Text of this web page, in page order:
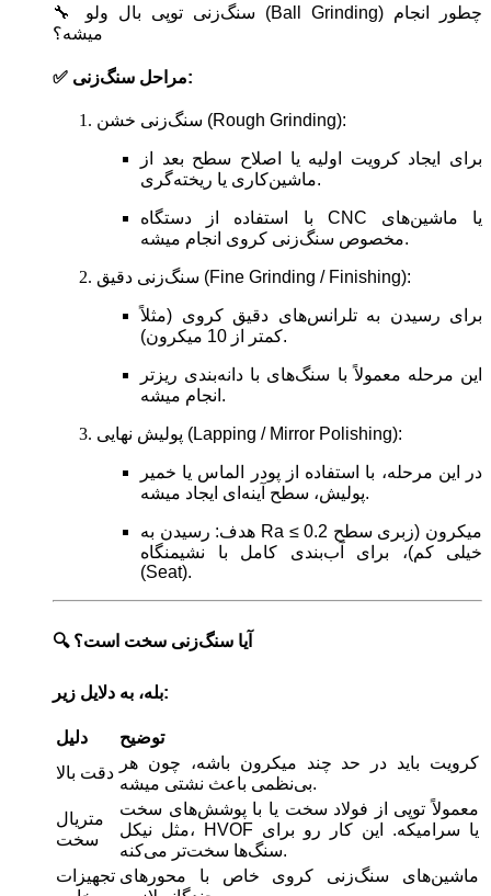
🔧 سنگ‌زنی توپی بال ولو (Ball Grinding) چطور انجام
میشه؟
✅ مراحل سنگ‌زنی:
سنگ‌زنی خشن (Rough Grinding):
برای ایجاد کرویت اولیه یا اصلاح سطح بعد از
ماشین‌کاری یا ریخته‌گری.
با استفاده از دستگاه CNC یا ماشین‌های
مخصوص سنگ‌زنی کروی انجام میشه.
سنگ‌زنی دقیق (Fine Grinding / Finishing):
برای رسیدن به تلرانس‌های دقیق کروی (مثلاً
کمتر از 10 میکرون).
این مرحله معمولاً با سنگ‌های با دانه‌بندی ریزتر
انجام میشه.
پولیش نهایی (Lapping / Mirror Polishing):
در این مرحله، با استفاده از پودر الماس یا خمیر
پولیش، سطح آینه‌ای ایجاد میشه.
هدف: رسیدن به Ra ≤ 0.2 میکرون (زبری سطح
خیلی کم)، برای آب‌بندی کامل با نشیمنگاه
(Seat).
🔍 آیا سنگ‌زنی سخت است؟
بله، به دلایل زیر:
دلیل
توضیح
دقت بالا
کرویت باید در حد چند میکرون باشه، چون هر
بی‌نظمی باعث نشتی میشه.
متریال
سخت
معمولاً توپی از فولاد سخت یا با پوشش‌های سخت
مثل نیکل، HVOF یا سرامیکه. این کار رو برای
سنگ‌ها سخت‌تر می‌کنه.
تجهیزات ماشین‌های سنگ‌زنی کروی خاص با محورهای